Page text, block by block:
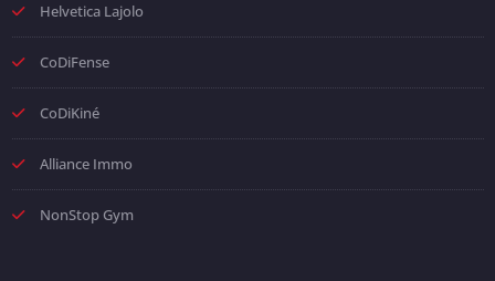
Helvetica Lajolo
CoDiFense
CoDiKiné
Alliance Immo
NonStop Gym